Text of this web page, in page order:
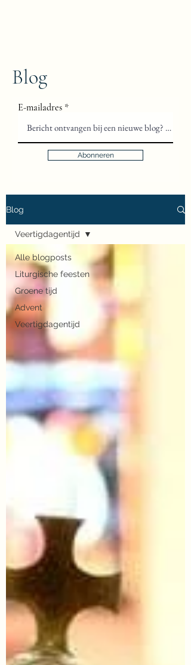
Blog
E-mailadres
Abonneren
Blog
Alle blogposts
Liturgische feesten
Groene tijd
Advent
Veertigdagentijd
Veertigdagentijd